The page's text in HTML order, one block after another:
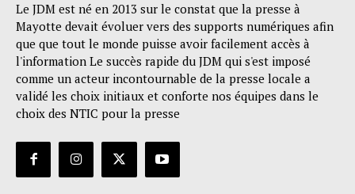
Le JDM est né en 2013 sur le constat que la presse à
Mayotte devait évoluer vers des supports numériques afin
que que tout le monde puisse avoir facilement accès à
l'information Le succès rapide du JDM qui s'est imposé
comme un acteur incontournable de la presse locale a
validé les choix initiaux et conforte nos équipes dans le
choix des NTIC pour la presse